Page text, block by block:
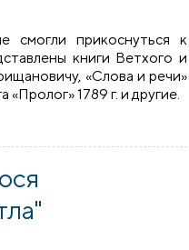
смогли прикоснуться к
книги Ветхого и
«Слова и речи»
1789 г. и другие.